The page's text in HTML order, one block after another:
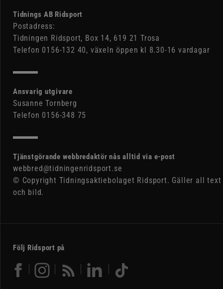
Tidnings AB Ridsport
Postadress:
Tidningen Ridsport, Box 14, 619 21 Trosa
Telefon 0156-132 40, växeln öppen kl 8.30-16 vardagar
Ansvarig utgivare
Susanne Tornberg
Telefon 0156-348 75
Tjänstgörande webbredaktör nås alltid via e-post
webbred@tidningenridsport.se
© Copyright Tidningsaktiebolaget Ridsport. Gäller all text
och bild.
Följ Ridsport på